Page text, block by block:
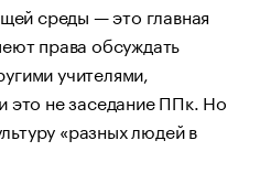
среды — это главная
права обсуждать
учителями,
это не заседание ППк. Но
«разных людей в